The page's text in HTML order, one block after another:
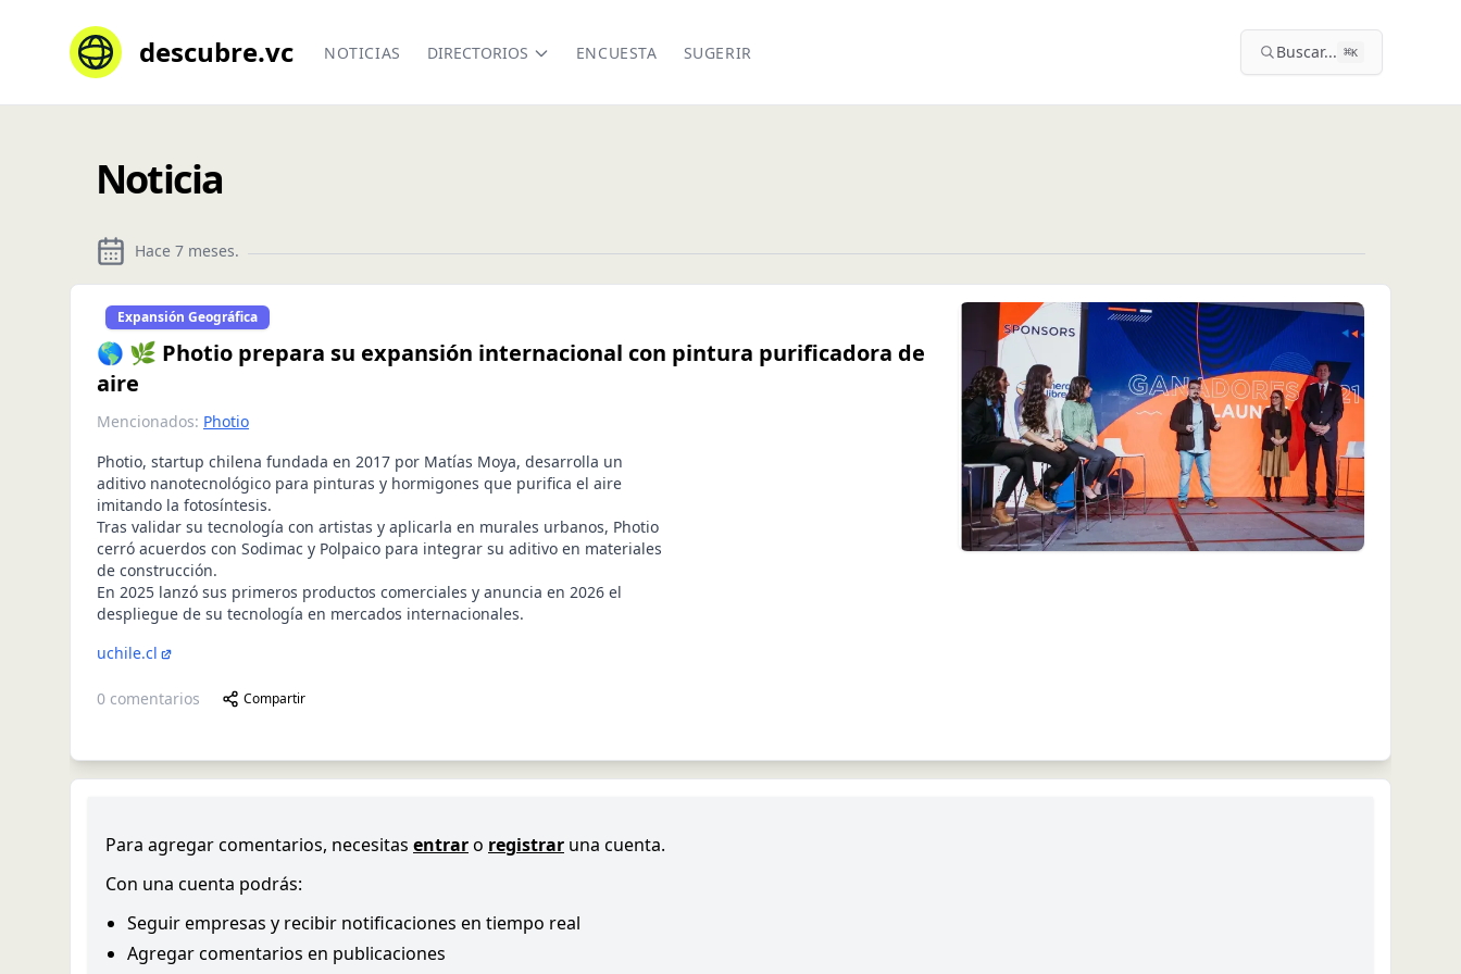
descubre.vc NOTICIAS DIRECTORIOS ENCUESTA SUGERIR Buscar... ⌘K
Noticia
Hace 7 meses.
Expansión Geográfica
🌎 🌿 Photio prepara su expansión internacional con pintura purificadora de
aire
Mencionados: Photio
Photio, startup chilena fundada en 2017 por Matías Moya, desarrolla un
aditivo nanotecnológico para pinturas y hormigones que purifica el aire
imitando la fotosíntesis.
Tras validar su tecnología con artistas y aplicarla en murales urbanos, Photio
cerró acuerdos con Sodimac y Polpaico para integrar su aditivo en materiales
de construcción.
En 2025 lanzó sus primeros productos comerciales y anuncia en 2026 el
despliegue de su tecnología en mercados internacionales.
uchile.cl
0 comentarios Compartir
Para agregar comentarios, necesitas entraro registrar una cuenta.
Con una cuenta podrás:
Seguir empresas y recibir notificaciones en tiempo real
Agregar comentarios en publicaciones